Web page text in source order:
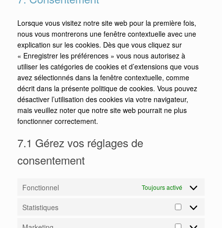
Lorsque vous visitez notre site web pour la première fois,
nous vous montrerons une fenêtre contextuelle avec une
explication sur les cookies. Dès que vous cliquez sur
« Enregistrer les préférences » vous nous autorisez à
utiliser les catégories de cookies et d’extensions que vous
avez sélectionnés dans la fenêtre contextuelle, comme
décrit dans la présente politique de cookies. Vous pouvez
désactiver l’utilisation des cookies via votre navigateur,
mais veuillez noter que notre site web pourrait ne plus
fonctionner correctement.
7.1 Gérez vos réglages de
consentement
Fonctionnel Toujours activé
Statistiques